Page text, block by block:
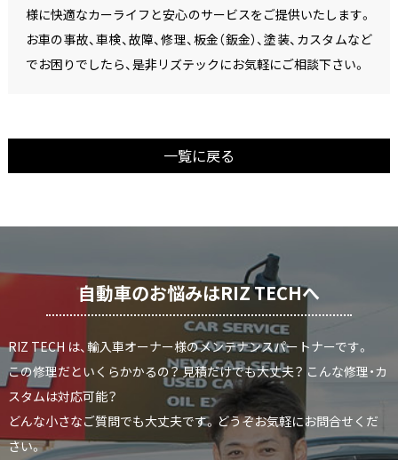
様に快適なカーライフと安心のサービスをご提供いたします。
お車の事故、車検、故障、修理、板金（鈑金）、塗装、カスタムなど
でお困りでしたら、是非リズテックにお気軽にご相談下さい。
一覧に戻る
自動車のお悩みはRIZ TECHへ
RIZ TECH は、輸入車オーナー様のメンテナンスパートナーです。
この修理だといくらかかるの？ 見積だけでも大丈夫？ こんな修理・カ
スタムは対応可能？
どんな小さなご質問でも大丈夫です。どうぞお気軽にお問合せくだ
さい。